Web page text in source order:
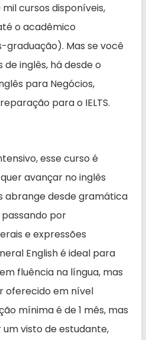
cursos disponíveis,
o acadêmico
graduação). Mas se você
inglês, há desde o
para Negócios,
para o IELTS.
esse curso é
avançar no inglês
abrange desde gramática
por
e expressões
English é ideal para
fluência na língua, mas
oferecido em nível
mínima é de 1 mês, mas
visto de estudante,